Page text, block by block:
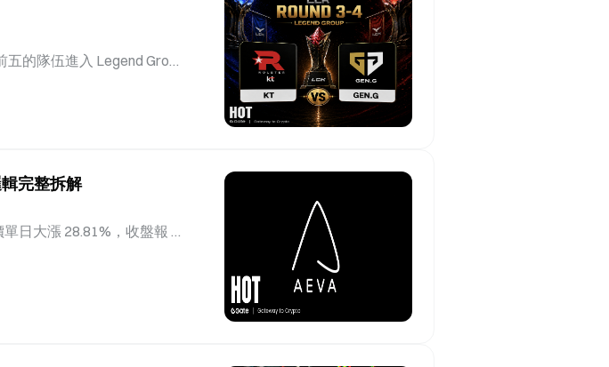
4.16%，10 年期美國國債殖利率下跌 6 個基點至 4.62%。 這份數據
擊力不僅在於數字本身，更在於其與前期數據的疊加效應——當過
個月的就業增長被系統性地下修時，市場對「勞動力市場依然強
這一敘事的前提便遭到動搖。
的隊伍進入 Legend Grou
3–4 階段後，傳奇組
強敵的過程中持續追趕
而言，與 KT 的直接交
說，拿下這場比賽不僅能
主動權展開的關鍵競爭。
完整拆解
日大漲 28.81%，收盤報 2
在市場對光達賽道的關注
後發布 2026 年第二季度